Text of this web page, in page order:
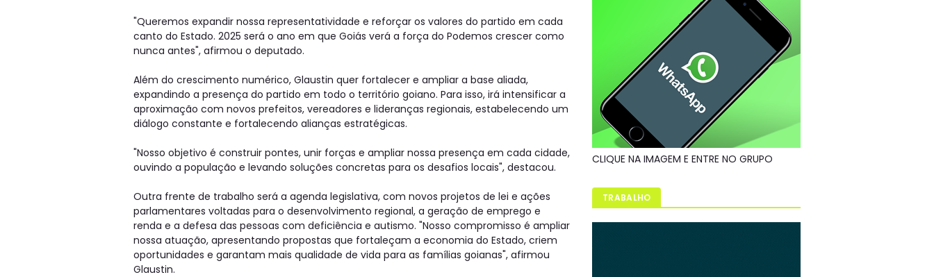
"Queremos expandir nossa representatividade e reforçar os valores do partido em cada
canto do Estado. 2025 será o ano em que Goiás verá a força do Podemos crescer como
nunca antes", afirmou o deputado.
Além do crescimento numérico, Glaustin quer fortalecer e ampliar a base aliada,
expandindo a presença do partido em todo o território goiano. Para isso, irá intensificar a
aproximação com novos prefeitos, vereadores e lideranças regionais, estabelecendo um
diálogo constante e fortalecendo alianças estratégicas.
"Nosso objetivo é construir pontes, unir forças e ampliar nossa presença em cada cidade,
ouvindo a população e levando soluções concretas para os desafios locais", destacou.
Outra frente de trabalho será a agenda legislativa, com novos projetos de lei e ações
parlamentares voltadas para o desenvolvimento regional, a geração de emprego e
renda e a defesa das pessoas com deficiência e autismo. "Nosso compromisso é ampliar
nossa atuação, apresentando propostas que fortaleçam a economia do Estado, criem
oportunidades e garantam mais qualidade de vida para as famílias goianas", afirmou
Glaustin.
CLIQUE NA IMAGEM E ENTRE NO GRUPO
TRABALHO